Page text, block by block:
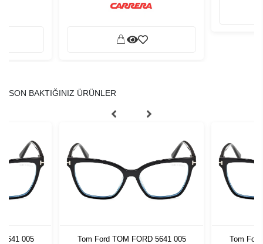
SON BAKTIĞINIZ ÜRÜNLER
5641 005
Tom Ford TOM FORD 5641 005
Tom